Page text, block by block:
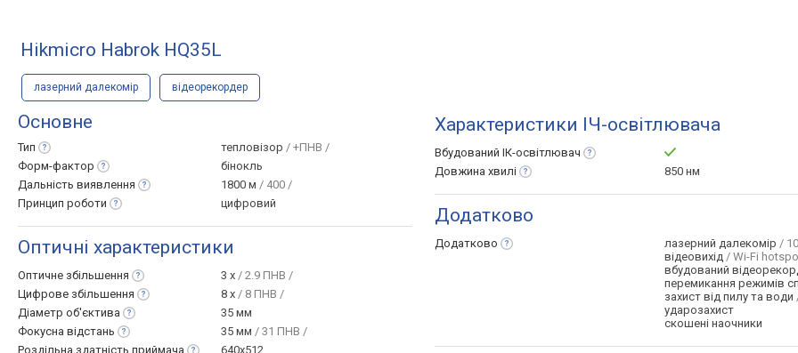
Hikmicro Habrok HQ35L
лазерний далекомір відеорекордер
Основне
Тип тепловізор / +ПНВ /
Форм-фактор
бінокль
Дальність виявлення 1800 м / 400 /
Принцип роботи цифровий
Оптичні характеристики
Оптичне збільшення 3 x / 2.9 ПНВ /
Цифрове збільшення 8 x / 8 ПНВ /
Діаметр об'єктива
35 мм
Фокусна відстань 35 мм / 31 ПНВ /
Роздільна здатність приймача
640x512
Характеристики ІЧ-освітлювача
Вбудований ІК-освітлювач
Довжина хвилі 850 нм
Додатково
Додатково лазерний далекомір /
відеовихід / Wi-Fi
вбудований
перемикання режимів
захист від пилу та води
ударозахист
скошені наочники